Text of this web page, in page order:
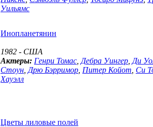
Уильямс
Инопланетянин
1982 - США
Актеры: Генри Томас Дебра Уингер Ди
Стоун Дрю Бэрримор Питер Койот Си
Хауэлл
Цветы лиловые полей